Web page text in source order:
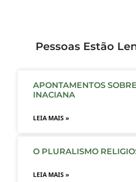
Pessoas Estão
APONTAMENTOS
INACIANA
LEIA MAIS »
O PLURALISMO
LEIA MAIS »